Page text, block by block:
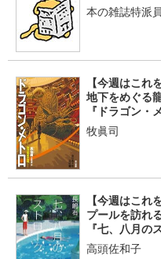
本の雑誌特派員
【今週はこれ
地下をめぐる
『ドラゴン・
牧眞司
【今週はこれ
プールを訪れ
『七、八月の
高頭佐和子